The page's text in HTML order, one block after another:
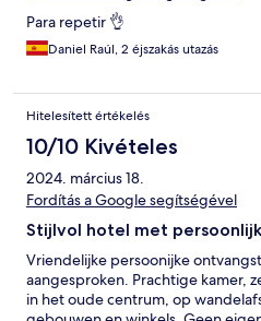
Para repetir 👌
Daniel Raúl, 2 éjszakás utazás
Hitelesített értékelés
10/10 Kivételes
2024. március 18.
Fordítás a Google segítségével
Stijlvol hotel met
Vriendelijke persoonijke
aangesproken. Prachtige kamer,
in het oude centrum, op